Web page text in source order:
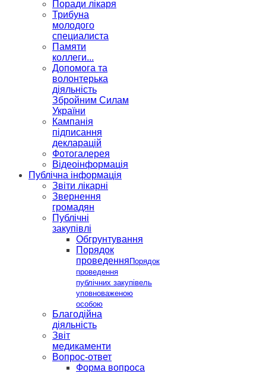
Поради лікаря
Трибуна
молодого
специалиста
Памяти
коллеги...
Допомога та
волонтерька
діяльність
Збройним Силам
України
Кампанія
підписання
декларацій
Фотогалерея
Відеоінформація
Публічна інформація
Звіти лікарні
Звернення
громадян
Публічні
закупівлі
Обгрунтування
Порядок
проведення Порядок
проведення
публічних закупівель
уповноваженою
особою
Благодійна
діяльність
Звіт
медикаменти
Вопрос-ответ
Форма вопроса